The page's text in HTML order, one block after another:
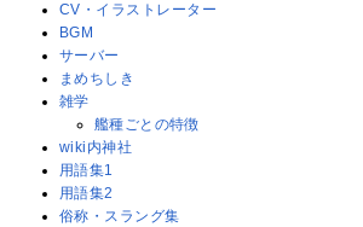
CV・イラストレーター
BGM
サーバー
まめちしき
雑学
艦種ごとの特徴
wiki内神社
用語集1
用語集2
俗称・スラング集